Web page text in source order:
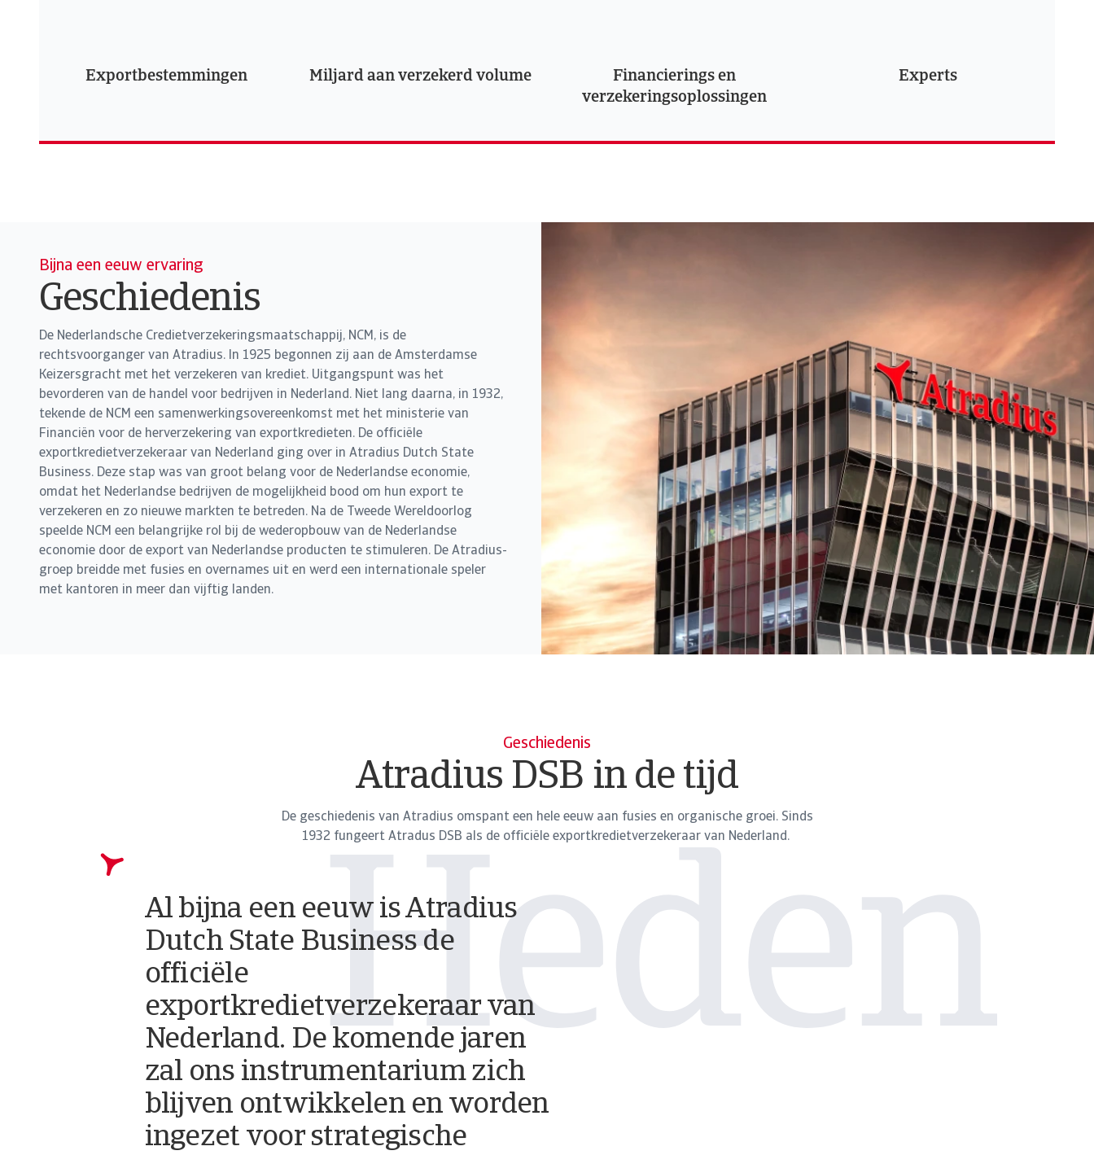
Exportbestemmingen Miljard aan verzekerd volume
Financierings en
verzekeringsoplossingen
Experts
Bijna een eeuw ervaring
Geschiedenis
De Nederlandsche Credietverzekeringsmaatschappij, NCM, is de
rechtsvoorganger van Atradius. In 1925 begonnen zij aan de Amsterdamse
Keizersgracht met het verzekeren van krediet. Uitgangspunt was het
bevorderen van de handel voor bedrijven in Nederland. Niet lang daarna, in 1932,
tekende de NCM een samenwerkingsovereenkomst met het ministerie van
Financiën voor de herverzekering van exportkredieten. De officiële
exportkredietverzekeraar van Nederland ging over in Atradius Dutch State
Business. Deze stap was van groot belang voor de Nederlandse economie,
omdat het Nederlandse bedrijven de mogelijkheid bood om hun export te
verzekeren en zo nieuwe markten te betreden. Na de Tweede Wereldoorlog
speelde NCM een belangrijke rol bij de wederopbouw van de Nederlandse
economie door de export van Nederlandse producten te stimuleren. De Atradius-
groep breidde met fusies en overnames uit en werd een internationale speler
met kantoren in meer dan vijftig landen.
Geschiedenis
Atradius DSB in de tijd
De geschiedenis van Atradius omspant een hele eeuw aan fusies en organische groei. Sinds
1932 fungeert Atradus DSB als de officiële exportkredietverzekeraar van Nederland.
Al bijna een eeuw is Atradius
Dutch State Business de
officiële
exportkredietverzekeraar van
Nederland. De komende jaren
zal ons instrumentarium zich
blijven ontwikkelen en worden
ingezet voor strategische
Heden